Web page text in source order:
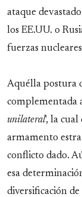
ataque
los EE.UU. o
fuerzas
Aquélla postura
complementada
unilateral', la
armamento
conflicto dado.
esa
diversificación